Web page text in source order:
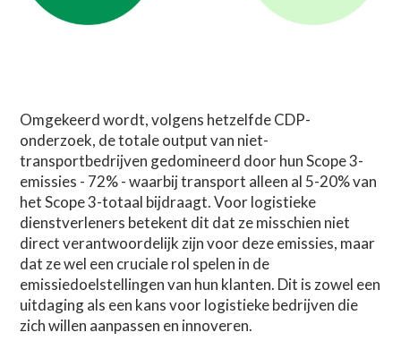
Omgekeerd wordt, volgens hetzelfde CDP-
onderzoek, de totale output van niet-
transportbedrijven gedomineerd door hun Scope 3-
emissies - 72% - waarbij transport alleen al 5-20% van
het Scope 3-totaal bijdraagt. Voor logistieke
dienstverleners betekent dit dat ze misschien niet
direct verantwoordelijk zijn voor deze emissies, maar
dat ze wel een cruciale rol spelen in de
emissiedoelstellingen van hun klanten. Dit is zowel een
uitdaging als een kans voor logistieke bedrijven die
zich willen aanpassen en innoveren.